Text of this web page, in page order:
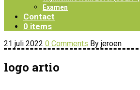
Examen
Contact
0 items
21 juli 2022 0 Comments By jeroen
logo artio